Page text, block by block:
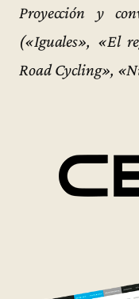
Proyección y
(«Iguales», «El
Road Cycling»,